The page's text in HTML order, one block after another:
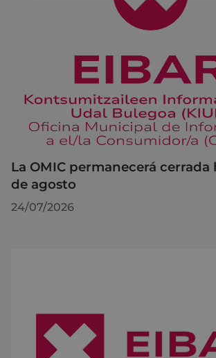
La OMIC permanecerá cerrada
de agosto
24/07/2026